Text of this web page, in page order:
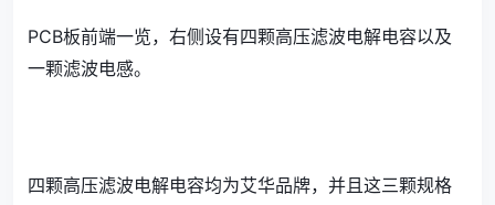
PCB板前端一览，右侧设有四颗高压滤波电解电容以及
一颗滤波电感。
四颗高压滤波电解电容均为艾华品牌，并且这三颗规格